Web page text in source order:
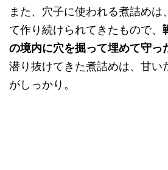
また、穴子に使われる煮詰めは
て作り続けられてきたもので、
の境内に穴を掘って埋めて守っ
潜り抜けてきた煮詰めは、甘い
がしっかり。